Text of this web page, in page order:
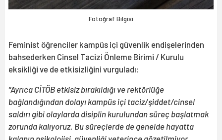
Fotoğraf Bilgisi
Feminist öğrenciler kampüs içi güvenlik endişelerinden
bahsederken Cinsel Tacizi Önleme Birimi / Kurulu
eksikliği ve de etkisizliğini vurguladı:
“Ayrıca CİTÖB etkisiz bırakıldığı ve rektörlüğe
bağlandığından dolayı kampüs içi taciz/şiddet/cinsel
saldırı gibi olaylarda disiplin kurulundan süreç başlatmak
zorunda kalıyoruz. Bu süreçlerde de genelde hayatta